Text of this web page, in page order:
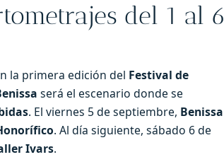
del 1 al 6
la primera edición del Festival de
será el escenario donde se
. El viernes 5 de septiembre, Benissa
. Al día siguiente, sábado 6 de
Ivars.